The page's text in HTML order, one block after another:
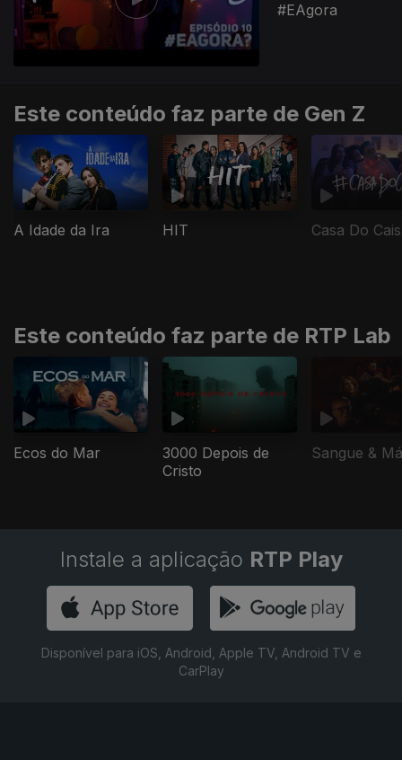
#EAgora
Este conteúdo faz parte de Gen Z
A Idade da Ira HIT Casa Do Cais
Este conteúdo faz parte de RTP Lab
Ecos do Mar
3000 Depois de
Cristo
Sangue &
Instale a aplicação RTP Play
Disponível para iOS, Android, Apple TV, Android TV e
CarPlay